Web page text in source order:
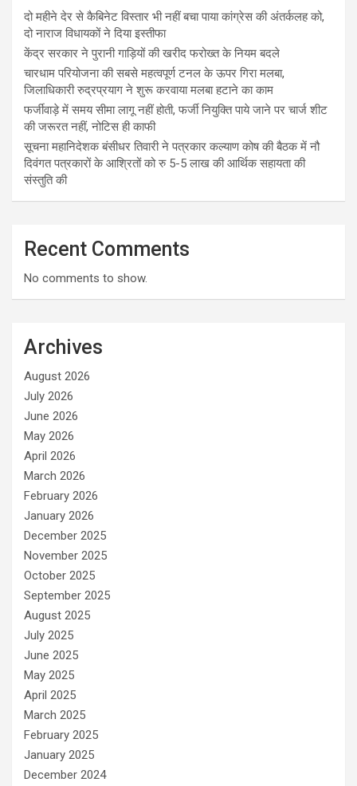
दो महीने देर से कैबिनेट विस्तार भी नहीं बचा पाया कांग्रेस की अंतर्कलह को,
दो नाराज विधायकों ने दिया इस्तीफा
केंद्र सरकार ने पुरानी गाड़ियों की खरीद फरोख्त के नियम बदले
चारधाम परियोजना की सबसे महत्वपूर्ण टनल के ऊपर गिरा मलबा,
जिलाधिकारी रुद्रप्रयाग ने शुरू करवाया मलबा हटाने का काम
फर्जीवाड़े में समय सीमा लागू नहीं होती, फर्जी नियुक्ति पाये जाने पर चार्ज शीट
की जरूरत नहीं, नोटिस ही काफी
सूचना महानिदेशक बंसीधर तिवारी ने पत्रकार कल्याण कोष की बैठक में नौ
दिवंगत पत्रकारों के आश्रितों को रु 5-5 लाख की आर्थिक सहायता की
संस्तुति की
Recent Comments
No comments to show.
Archives
August 2026
July 2026
June 2026
May 2026
April 2026
March 2026
February 2026
January 2026
December 2025
November 2025
October 2025
September 2025
August 2025
July 2025
June 2025
May 2025
April 2025
March 2025
February 2025
January 2025
December 2024